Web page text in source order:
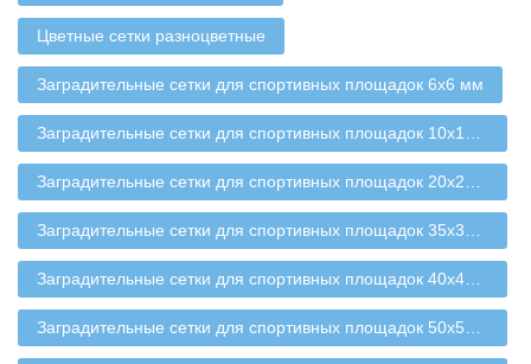
Цветные сетки разноцветные
Заградительные сетки для спортивных площадок 6х6 мм